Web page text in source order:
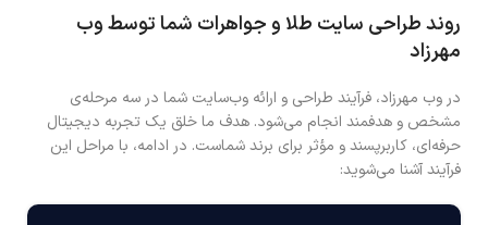
روند طراحی سایت طلا و جواهرات شما توسط وب
مهرزاد
در وب مهرزاد، فرآیند طراحی و ارائه وب‌سایت شما در سه مرحله‌ی
مشخص و هدفمند انجام می‌شود. هدف ما خلق یک تجربه دیجیتال
حرفه‌ای، کاربرپسند و مؤثر برای برند شماست. در ادامه، با مراحل این
فرآیند آشنا می‌شوید: